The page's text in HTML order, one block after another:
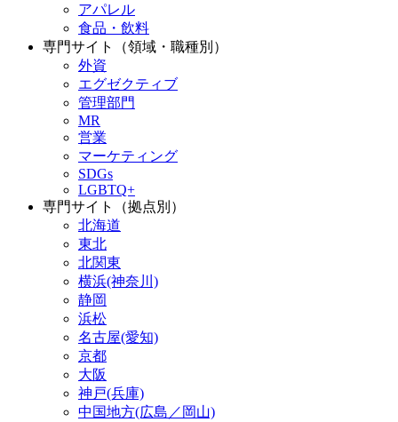
アパレル
食品・飲料
専門サイト（領域・職種別）
外資
エグゼクティブ
管理部門
MR
営業
マーケティング
SDGs
LGBTQ+
専門サイト（拠点別）
北海道
東北
北関東
横浜(神奈川)
静岡
浜松
名古屋(愛知)
京都
大阪
神戸(兵庫)
中国地方(広島／岡山)